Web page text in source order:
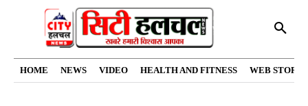
HOME NEWS VIDEO HEALTH AND FITNESS WEB